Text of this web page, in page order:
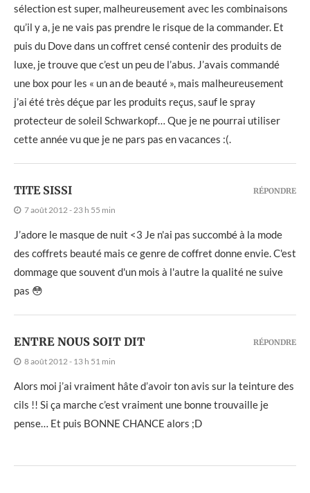
sélection est super, malheureusement avec les combinaisons
qu’il y a, je ne vais pas prendre le risque de la commander. Et
puis du Dove dans un coffret censé contenir des produits de
luxe, je trouve que c’est un peu de l’abus. J’avais commandé
une box pour les « un an de beauté », mais malheureusement
j’ai été très déçue par les produits reçus, sauf le spray
protecteur de soleil Schwarkopf… Que je ne pourrai utiliser
cette année vu que je ne pars pas en vacances :(.
TITE SISSI
7 août 2012 - 23 h 55 min
J’adore le masque de nuit <3 Je n'ai pas succombé à la mode
des coffrets beauté mais ce genre de coffret donne envie. C'est
dommage que souvent d'un mois à l'autre la qualité ne suive
pas 😳
RÉPONDRE
ENTRE NOUS SOIT DIT
8 août 2012 - 13 h 51 min
Alors moi j’ai vraiment hâte d’avoir ton avis sur la teinture des
cils !! Si ça marche c’est vraiment une bonne trouvaille je
pense… Et puis BONNE CHANCE alors ;D
RÉPONDRE